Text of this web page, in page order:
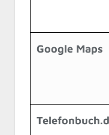
Google Maps